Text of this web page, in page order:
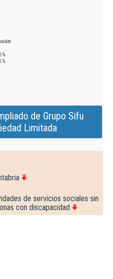
%
%
de Grupo Sifu
Limitada
de servicios sociales sin
con discapacidad